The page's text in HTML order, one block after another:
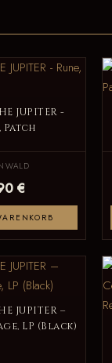
JUPITER -
Patch
€
JUPITER –
LP (Black)